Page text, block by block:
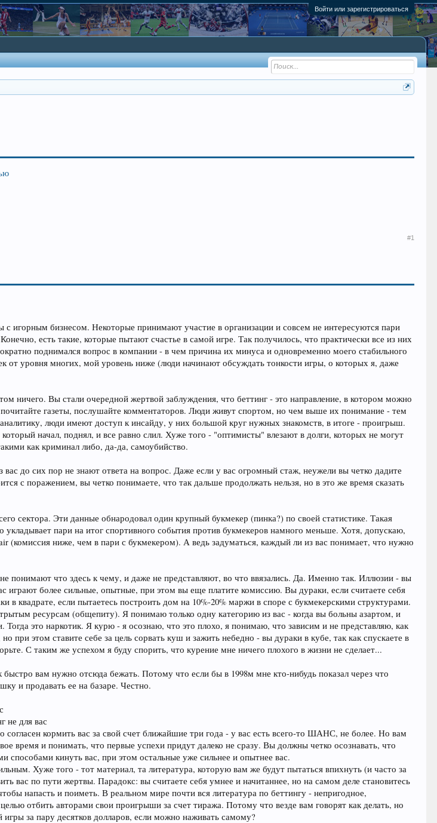
Войти или зарегистрироваться
#1
игорным бизнесом. Некоторые принимают участие в организации и совсем не интересуются пари
есть такие, которые пытают счастье в самой игре. Так получилось, что практически все из них
поднимался вопрос в компании - в чем причина их минуса и одновременно моего стабильного
от уровня многих, мой уровень ниже (люди начинают обсуждать тонкости игры, о которых я, даже
ничего. Вы стали очередной жертвой заблуждения, что беттинг - это направление, в котором можно
газеты, послушайте комментаторов. Люди живут спортом, но чем выше их понимание - тем
люди имеют доступ к инсайду, у них большой круг нужных знакомств, в итоге - проигрыш.
начал, поднял, и все равно слил. Хуже того - "оптимисты" влезают в долги, которых не могут
как криминал либо, да-да, самоубийство.
до сих пор не знают ответа на вопрос. Даже если у вас огромный стаж, неужели вы четко дадите
с поражением, вы четко понимаете, что так дальше продолжать нельзя, но в это же время сказать
сектора. Эти данные обнародовал один крупный букмекер (пинка?) по своей статистике. Такая
пари на итог спортивного события против букмекеров намного меньше. Хотя, допускаю,
(комиссия ниже, чем в пари с букмекером). А ведь задуматься, каждый ли из вас понимает, что нужно
понимают что здесь к чему, и даже не представляют, во что ввязались. Да. Именно так. Иллюзии - вы
играют более сильные, опытные, при этом вы еще платите комиссию. Вы дураки, если считаете себя
в квадрате, если пытаетесь построить дом на 10%-20% маржи в споре с букмекерскими структурами.
ресурсам (общепиту). Я понимаю только одну категорию из вас - когда вы больны азартом, и
Тогда это наркотик. Я курю - я осознаю, что это плохо, я понимаю, что зависим и не представляю, как
при этом ставите себе за цель сорвать куш и зажить небедно - вы дураки в кубе, так как спускаете в
С таким же успехом я буду спорить, что курение мне ничего плохого в жизни не сделает...
вам нужно отсюда бежать. Потому что если бы в 1998м мне кто-нибудь показал через что
и продавать ее на базаре. Честно.
не для вас
согласен кормить вас за свой счет ближайшие три года - у вас есть всего-то ШАНС, не более. Но вам
время и понимать, что первые успехи придут далеко не сразу. Вы должны четко осознавать, что
способами кинуть вас, при этом остальные уже сильнее и опытнее вас.
Хуже того - тот материал, та литература, которую вам же будут пытаться впихнуть (и часто за
вас по пути жертвы. Парадокс: вы считаете себя умнее и начитаннее, но на самом деле становитесь
напасть и поиметь. В реальном мире почти вся литература по беттингу - непригодное,
отбить авторами свои проигрыши за счет тиража. Потому что везде вам говорят как делать, но
за пару десятков долларов, если можно наживать самому?